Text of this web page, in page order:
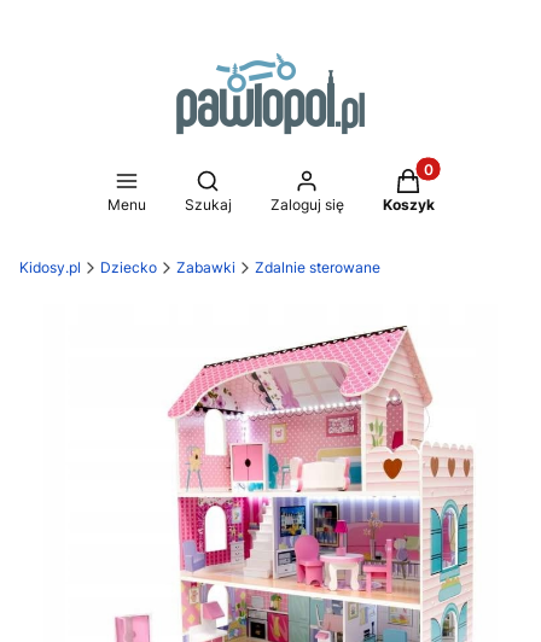
Menu
Otwórz wyszukiwarkę
Szukaj Zaloguj się
Produkty w
Koszyk
Kidosy.pl Dziecko Zabawki Zdalnie sterowane